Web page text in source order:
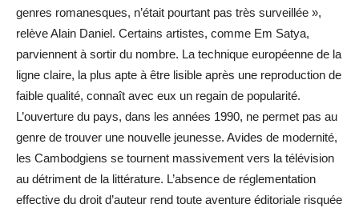
genres romanesques, n’était pourtant pas très surveillée »,
relève Alain Daniel. Certains artistes, comme Em Satya,
parviennent à sortir du nombre. La technique européenne de la
ligne claire, la plus apte à être lisible après une reproduction de
faible qualité, connaît avec eux un regain de popularité.
L’ouverture du pays, dans les années 1990, ne permet pas au
genre de trouver une nouvelle jeunesse. Avides de modernité,
les Cambodgiens se tournent massivement vers la télévision
au détriment de la littérature. L’absence de réglementation
effective du droit d’auteur rend toute aventure éditoriale risquée